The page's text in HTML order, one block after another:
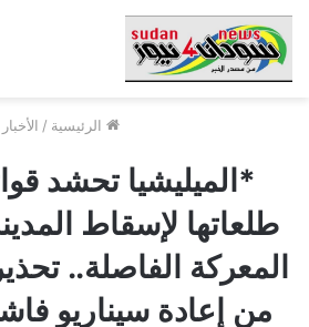
الرئيسية / الأخبار
*الميليشيا تحشد
طلعاتها لإسقاط
المعركة الفاصلة..
من إعادة سيناريو